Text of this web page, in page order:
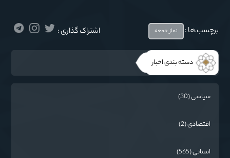
برچسب ها : نماز جمعه اشتراک گذاری :
دسته بندی اخبار
سیاسی (30)
اقتصادی (2)
استانی (565)